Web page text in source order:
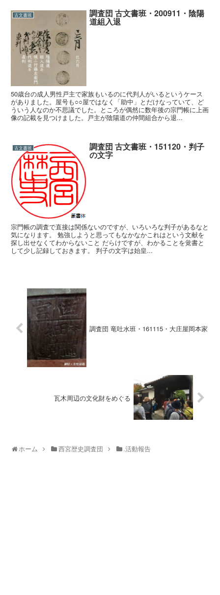
古文書班 調査団 古文書班・200911・陰陽
道組入退
50歳台の成人男性戸主で家族もいるのに代判人がいるというケース
がありました。屋号も○○屋ではなく「助中」とだけなっていて、ど
ういう人なのか不思議でした。ところが偶然に数年後の宗門帳に上画
像の記載を見つけました。戸主が陰陽道の仲間組合から退...
古文書班 調査団 古文書班・151120・判子
の文字
宗門帳の調査で直接は関係ないのですが、いろいろな判子があるなと
気になります。 勉強しようと思ってもなかなかこれはという文献を
探し出せなくてわからないこと だらけですが、わかることを覚書と
して少し記録しておきます。 判子の文字は始皇...
調査団 竜吐水班・161115・大庄屋岡本家
瓦木周辺の文化財をめぐる
ホーム 西宮歴史調査団 .活動報告